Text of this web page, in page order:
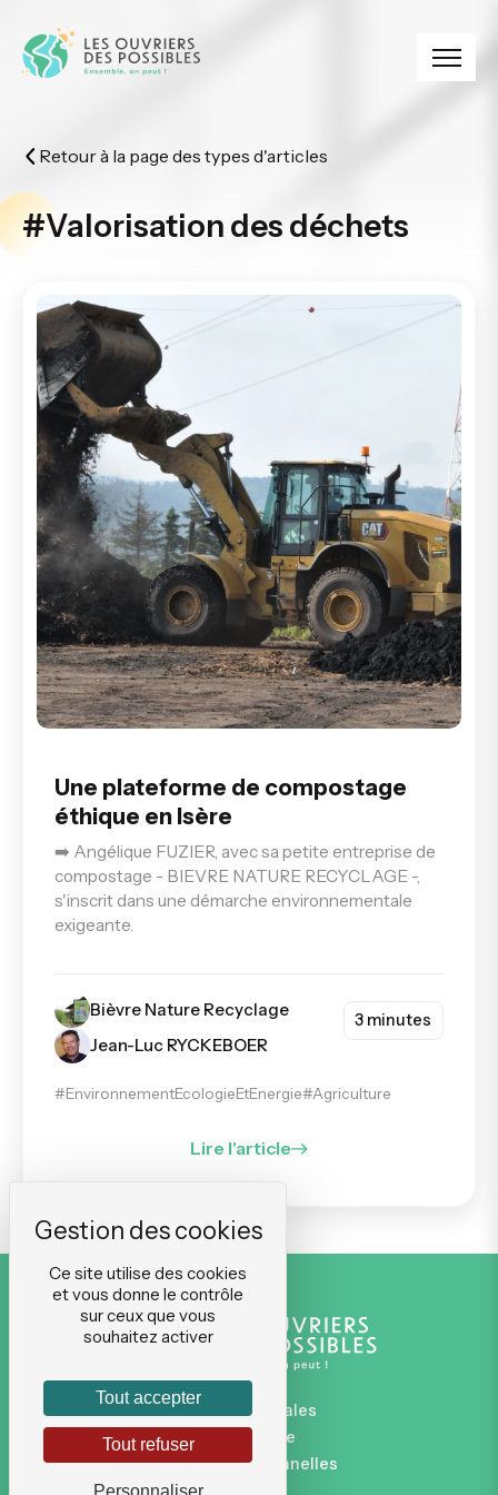
Retour à la page des types d'articles
#Valorisation des déchets
Une plateforme de compostage
éthique en Isère
➡️ Angélique FUZIER, avec sa petite entreprise de
compostage - BIEVRE NATURE RECYCLAGE -,
s'inscrit dans une démarche environnementale
exigeante.
Bièvre Nature Recyclage
Jean-Luc RYCKEBOER
3 minutes
#EnvironnementEcologieEtEnergie#Agriculture
Lire l'article
Mentions légales
Plan du site
Données personnelles
Ce site utilise des cookies
et vous donne le contrôle
sur ceux que vous
souhaitez activer
Tout accepter
Tout refuser
Personnaliser